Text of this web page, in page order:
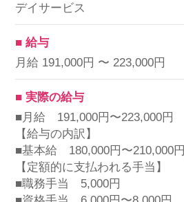
デイサービス
■ 給与
月給 191,000円 〜 223,000円
■ 実際の給与
■月給 191,000円〜223,000円
【給与の内訳】
■基本給 180,000円〜210,000円
【定額的に支払われる手当】
■職務手当 5,000円